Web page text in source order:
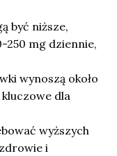
być niższe,
250 mg dziennie,
wynoszą około
dla
wyższych
i